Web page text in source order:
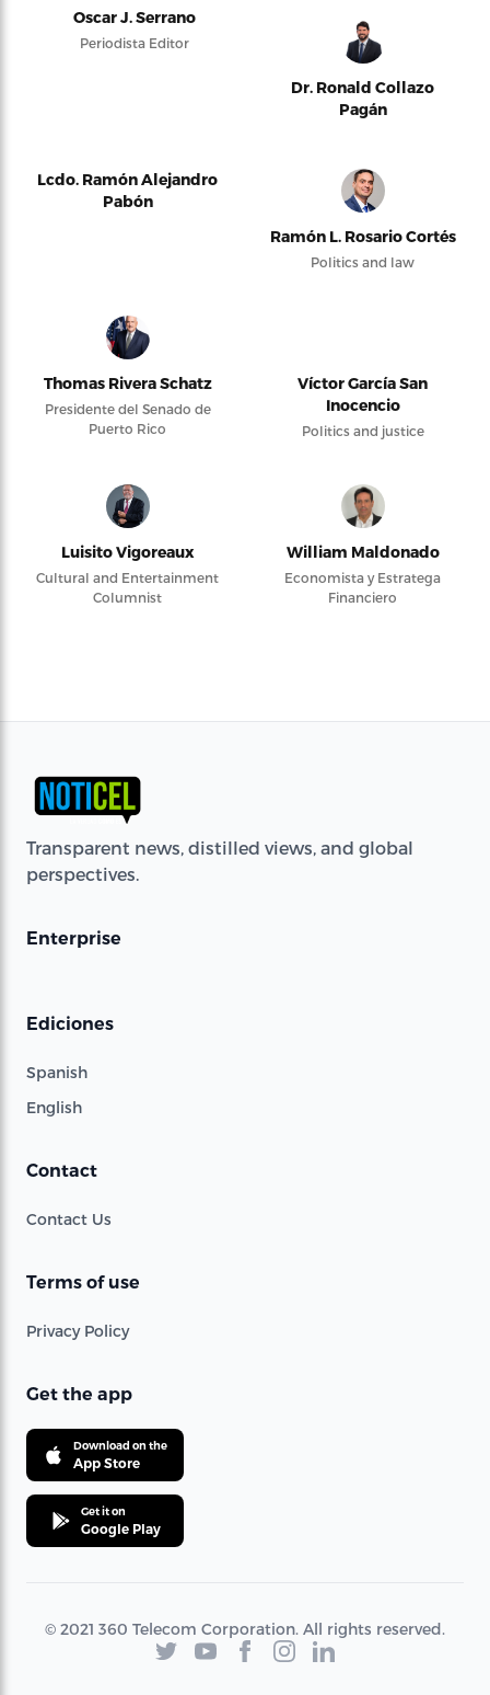
Oscar J. Serrano
Periodista Editor
Dr. Ronald Collazo
Pagán
Lcdo. Ramón Alejandro
Pabón
Ramón L. Rosario Cortés
Politics and law
Thomas Rivera Schatz
Presidente del Senado de
Puerto Rico
Víctor García San
Inocencio
Politics and justice
Luisito Vigoreaux
Cultural and Entertainment
Columnist
William Maldonado
Economista y Estratega
Financiero
Transparent news, distilled views, and global
perspectives.
Enterprise
Ediciones
Spanish
English
Contact
Contact Us
Terms of use
Privacy Policy
Get the app
Download on the
App Store
Get it on
Google Play
© 2021 360 Telecom Corporation. All rights reserved.